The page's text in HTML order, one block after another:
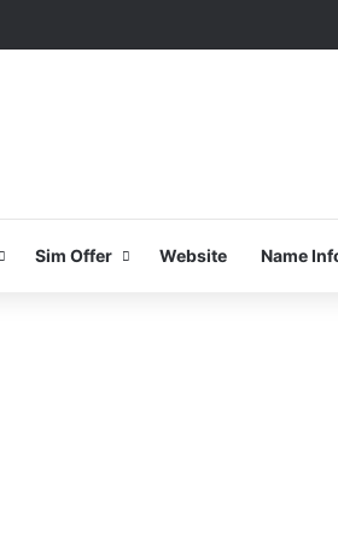
Sim Offer Website Name